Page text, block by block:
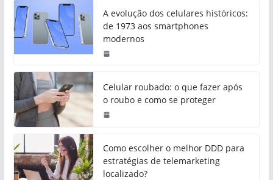
A evolução dos celulares históricos:
de 1973 aos smartphones
modernos
Celular roubado: o que fazer após
o roubo e como se proteger
Como escolher o melhor DDD para
estratégias de telemarketing
localizado?